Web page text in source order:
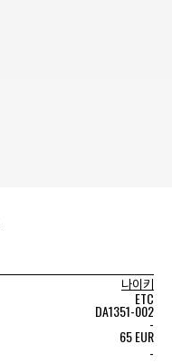
나이키
ETC
DA1351-002
-
65 EUR
-